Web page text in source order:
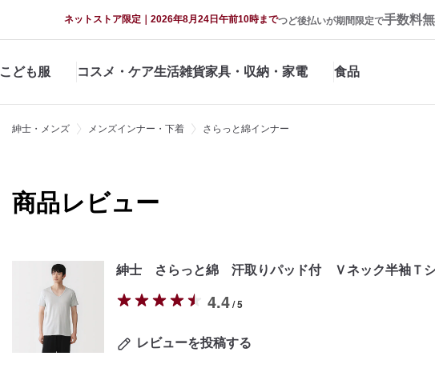
ネットストア限定｜2026年8月24日午前10時までつど後払いが期間限定で手数料
こども服 コスメ・ケア生活雑貨家具・収納・家電 食品
紳士・メンズ メンズインナー・下着 さらっと綿インナー
商品レビュー
紳士 さらっと綿 汗取りパッド付 Ｖネック半袖Ｔ
4.4/ 5
レビューを投稿する